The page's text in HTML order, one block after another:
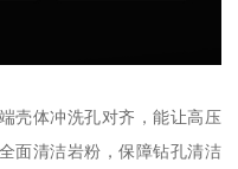
壳体冲洗孔对齐，能让高压
面清洁岩粉，保障钻孔清洁